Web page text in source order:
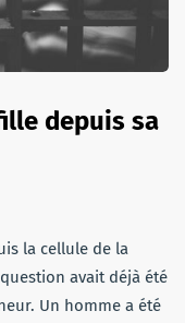
depuis sa
la cellule de la
avait déjà été
Un homme a été